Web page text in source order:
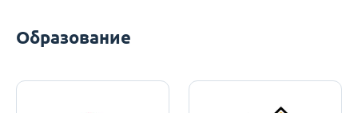
Образование